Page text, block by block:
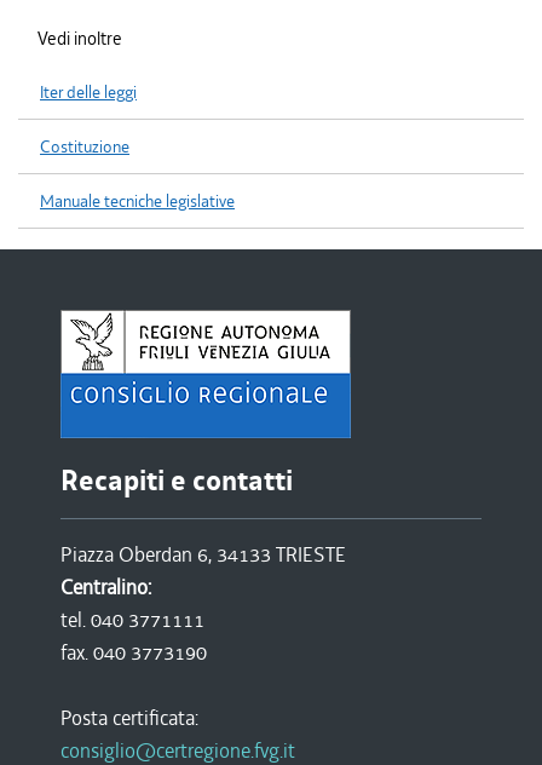
Vedi inoltre
Iter delle leggi
Costituzione
Manuale tecniche legislative
Recapiti e contatti
Piazza Oberdan 6, 34133 TRIESTE
Centralino:
tel. 040 3771111
fax. 040 3773190
Posta certificata:
consiglio@certregione.fvg.it